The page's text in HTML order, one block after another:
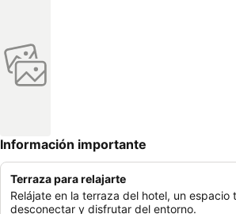
Información importante
Terraza para relajarte
Relájate en la terraza del hotel, un espacio
desconectar y disfrutar del entorno.